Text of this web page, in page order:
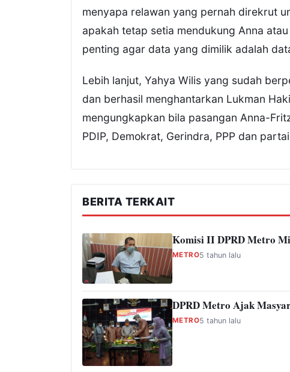
menyapa relawan yang pernah direkrut
apakah tetap setia mendukung Anna
penting agar data yang dimilik adalah
Lebih lanjut, Yahya Wilis yang sudah
dan berhasil menghantarkan Lukman
mengungkapkan bila pasangan Anna-
PDIP, Demokrat, Gerindra, PPP dan
BERITA TERKAIT
Komisi II DPRD Metro
METRO5 tahun lalu
DPRD Metro Ajak
METRO5 tahun lalu